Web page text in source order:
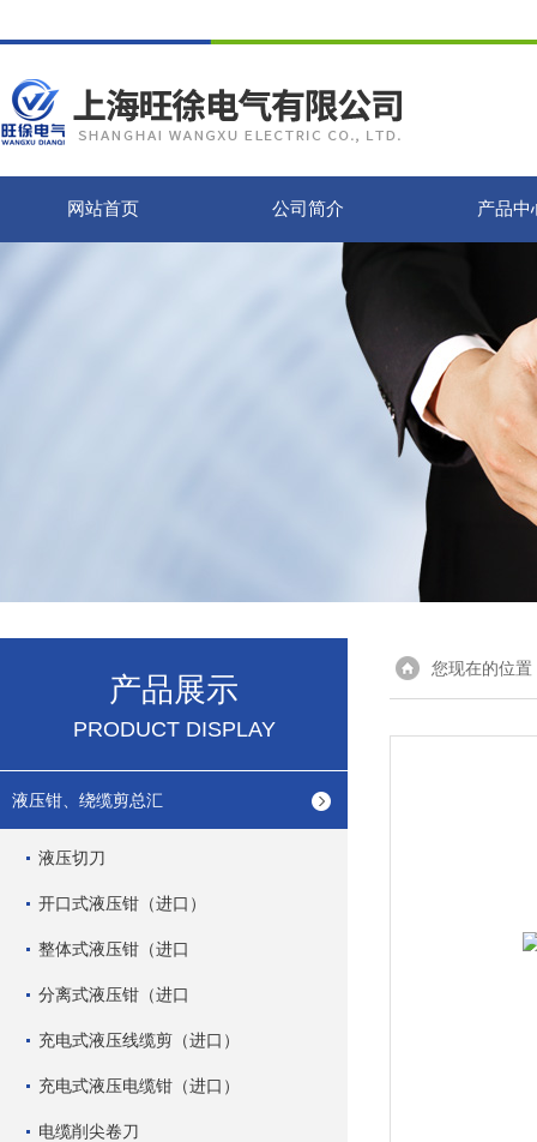
网站首页 公司简介 产品中
产品展示
PRODUCT DISPLAY
液压钳、绕缆剪总汇
液压切刀
开口式液压钳（进口）
整体式液压钳（进口
分离式液压钳（进口
充电式液压线缆剪（进口）
充电式液压电缆钳（进口）
电缆削尖卷刀
您现在的位置